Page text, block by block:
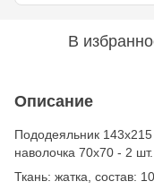
В
Описание
Пододеяльник
наволочка 70х70 - 2 шт.
Ткань: жатка, состав: